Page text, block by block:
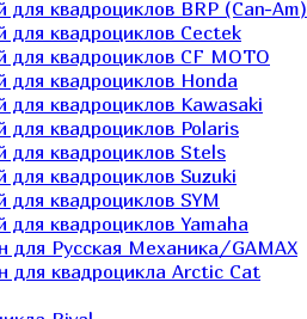
для квадроциклов BRP (Can-Am)
для квадроциклов Cectek
для квадроциклов CF MOTO
для квадроциклов Honda
для квадроциклов Kawasaki
для квадроциклов Polaris
для квадроциклов Stels
для квадроциклов Suzuki
для квадроциклов SYM
для квадроциклов Yamaha
для Русская Механика/GAMAX
для квадроцикла Arctic Cat